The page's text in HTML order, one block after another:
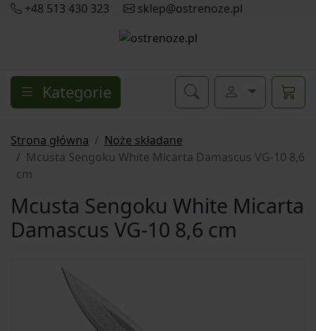
+48 513 430 323 sklep@ostrenoze.pl
Kategorie
Strona główna
Noże składane
Mcusta Sengoku White Micarta Damascus VG-10 8,6
cm
Mcusta Sengoku White Micarta
Damascus VG-10 8,6 cm